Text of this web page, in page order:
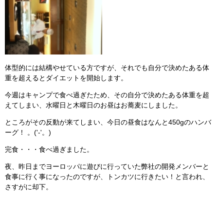
体型的には結構やせている方ですが、それでも自分で決めたある体
重を超えるとダイエットを開始します。
今週はキャンプで食べ過ぎたため、その自分で決めたある体重を超
えてしまい、水曜日と木曜日のお昼はお蕎麦にしました。
ところがその反動が来てしまい、今日の昼食はなんと450gのハンバ
ーグ！ 。('-'。)
完食・・・食べ過ぎました。
夜、昨日までヨーロッパに遊びに行っていた弊社の開発メンバーと
食事に行く事になったのですが、トンカツに行きたい！と言われ、
さすがに却下。